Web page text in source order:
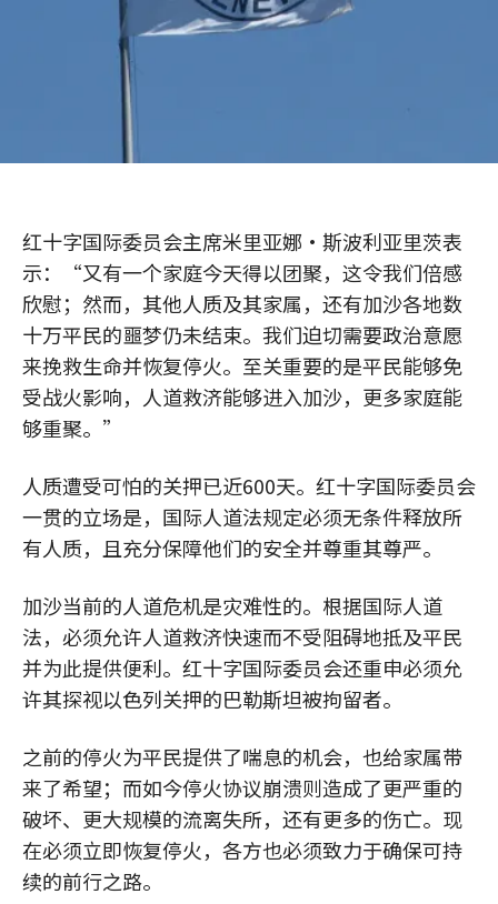
红十字国际委员会主席米里亚娜·斯波利亚里茨表
示：“又有一个家庭今天得以团聚，这令我们倍感
欣慰；然而，其他人质及其家属，还有加沙各地数
十万平民的噩梦仍未结束。我们迫切需要政治意愿
来挽救生命并恢复停火。至关重要的是平民能够免
受战火影响，人道救济能够进入加沙，更多家庭能
够重聚。”
人质遭受可怕的关押已近600天。红十字国际委员会
一贯的立场是，国际人道法规定必须无条件释放所
有人质，且充分保障他们的安全并尊重其尊严。
加沙当前的人道危机是灾难性的。根据国际人道
法，必须允许人道救济快速而不受阻碍地抵及平民
并为此提供便利。红十字国际委员会还重申必须允
许其探视以色列关押的巴勒斯坦被拘留者。
之前的停火为平民提供了喘息的机会，也给家属带
来了希望；而如今停火协议崩溃则造成了更严重的
破坏、更大规模的流离失所，还有更多的伤亡。现
在必须立即恢复停火，各方也必须致力于确保可持
续的前行之路。